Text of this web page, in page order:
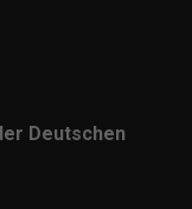
Deutschen